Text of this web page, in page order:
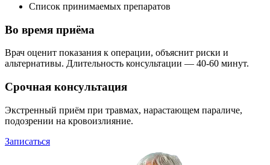
Список принимаемых препаратов
Во время приёма
Врач оценит показания к операции, объяснит риски и
альтернативы. Длительность консультации — 40-60 минут.
Срочная консультация
Экстренный приём при травмах, нарастающем параличе,
подозрении на кровоизлияние.
Записаться